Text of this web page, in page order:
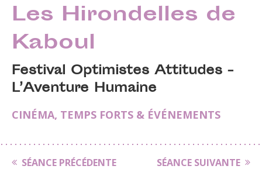
Les Hirondelles de
Kaboul
Festival Optimistes Attitudes -
L’Aventure Humaine
CINÉMA, TEMPS FORTS & ÉVÉNEMENTS
SÉANCE PRÉCÉDENTE SÉANCE SUIVANTE